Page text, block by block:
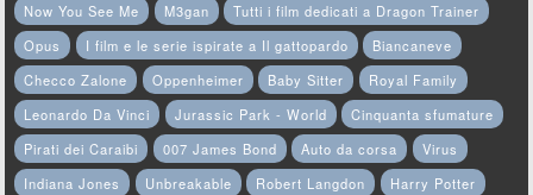
Now You See Me
M3gan
Tutti i film dedicati a Dragon Trainer
Opus
I film e le serie ispirate a Il gattopardo
Biancaneve
Checco Zalone
Oppenheimer Baby Sitter
Royal Family
Leonardo Da Vinci
Jurassic Park - World
Cinquanta sfumature
Pirati dei Caraibi
007 James Bond Auto da corsa
Virus
Indiana Jones
Unbreakable Robert Langdon
Harry Potter